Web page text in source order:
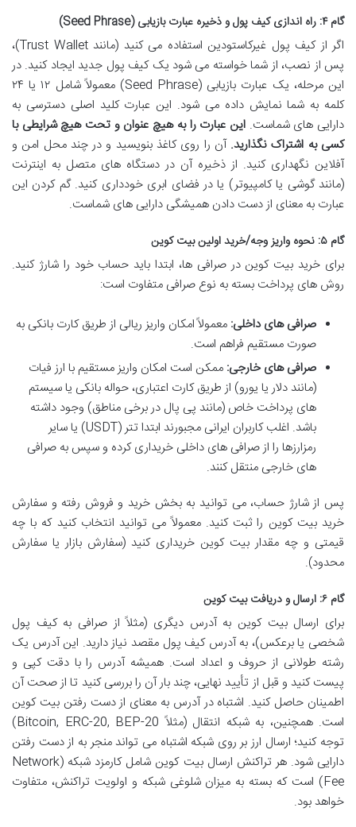
گام ۴: راه اندازی کیف پول و ذخیره عبارت بازیابی (Seed Phrase)
اگر از کیف پول غیرکاستودین استفاده می کنید (مانند Trust Wallet)،
پس از نصب، از شما خواسته می شود یک کیف پول جدید ایجاد کنید. در
این مرحله، یک عبارت بازیابی (Seed Phrase) معمولاً شامل ۱۲ یا ۲۴
کلمه به شما نمایش داده می شود. این عبارت کلید اصلی دسترسی به
دارایی های شماست.این عبارت را به هیچ عنوان و تحت هیچ شرایطی با
کسی به اشتراک نگذارید. آن را روی کاغذ بنویسید و در چند محل امن و
آفلاین نگهداری کنید. از ذخیره آن در دستگاه های متصل به اینترنت
(مانند گوشی یا کامپیوتر) یا در فضای ابری خودداری کنید. گم کردن این
عبارت به معنای از دست دادن همیشگی دارایی های شماست.
گام ۵: نحوه واریز وجه/خرید اولین بیت کوین
برای خرید بیت کوین در صرافی ها، ابتدا باید حساب خود را شارژ کنید.
روش های پرداخت بسته به نوع صرافی متفاوت است:
صرافی های داخلی: معمولاً امکان واریز ریالی از طریق کارت بانکی به
صورت مستقیم فراهم است.
صرافی های خارجی: ممکن است امکان واریز مستقیم با ارز فیات
(مانند دلار یا یورو) از طریق کارت اعتباری، حواله بانکی یا سیستم
های پرداخت خاص (مانند پی پال در برخی مناطق) وجود داشته
باشد. اغلب کاربران ایرانی مجبورند ابتدا تتر (USDT) یا سایر
رمزارزها را از صرافی های داخلی خریداری کرده و سپس به صرافی
های خارجی منتقل کنند.
پس از شارژ حساب، می توانید به بخش خرید و فروش رفته و سفارش
خرید بیت کوین را ثبت کنید. معمولاً می توانید انتخاب کنید که با چه
قیمتی و چه مقدار بیت کوین خریداری کنید (سفارش بازار یا سفارش
محدود).
گام ۶: ارسال و دریافت بیت کوین
برای ارسال بیت کوین به آدرس دیگری (مثلاً از صرافی به کیف پول
شخصی یا برعکس)، به آدرس کیف پول مقصد نیاز دارید. این آدرس یک
رشته طولانی از حروف و اعداد است. همیشه آدرس را با دقت کپی و
پیست کنید و قبل از تأیید نهایی، چند بار آن را بررسی کنید تا از صحت آن
اطمینان حاصل کنید. اشتباه در آدرس به معنای از دست رفتن بیت کوین
است. همچنین، به شبکه انتقال (مثلاً Bitcoin, ERC-20, BEP-20)
توجه کنید؛ ارسال ارز بر روی شبکه اشتباه می تواند منجر به از دست رفتن
دارایی شود. هر تراکنش ارسال بیت کوین شامل کارمزد شبکه (Network
Fee) است که بسته به میزان شلوغی شبکه و اولویت تراکنش، متفاوت
خواهد بود.